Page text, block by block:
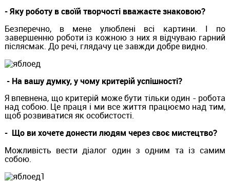
- Яку роботу в своїй творчості вважаєте знаковою?
Безперечно, в мене улюблені всі картини. І по
завершенню роботи із кожною з них я відчуваю гарний
післясмак. До речі, глядачу це завжди добре видно.
- На вашу думку, у чому критерій успішності?
Я впевнена, що критерій може бути тільки один - робота
над собою. Це праця і ми все життя працюємо над тим,
щоб розвиватися як особистості.
- Що ви хочете донести людям через своє мистецтво?
Можливість вести діалог один з одним та із самим
собою.